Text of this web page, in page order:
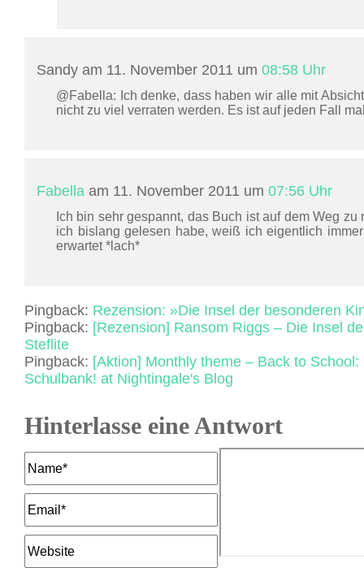
Sandy am 11. November 2011 um 08:58 Uhr
@Fabella: Ich denke, dass haben wir alle mit
nicht zu viel verraten werden. Es ist auf jeden Fall
Fabella am 11. November 2011 um 07:56 Uhr
Ich bin sehr gespannt, das Buch ist auf dem Weg
ich bislang gelesen habe, weiß ich eigentlich
erwartet *lach*
Pingback: Rezension: »Die Insel der besonderen
Pingback: [Rezension] Ransom Riggs – Die Insel
Steflite
Pingback: [Aktion] Monthly theme – Back to
Schulbank! at Nightingale's Blog
Hinterlasse eine Antwort